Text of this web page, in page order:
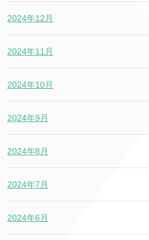
2024年12月
2024年11月
2024年10月
2024年9月
2024年8月
2024年7月
2024年6月